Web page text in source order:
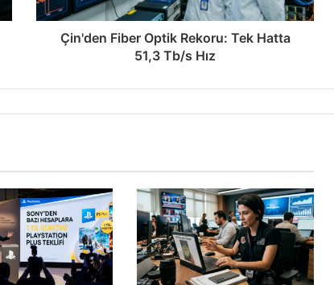
Rekor Kırdı
Programı
%68 Daha Güvenli
Çin'den Fiber Optik Rekoru: Tek Hatta
51,3 Tb/s Hız